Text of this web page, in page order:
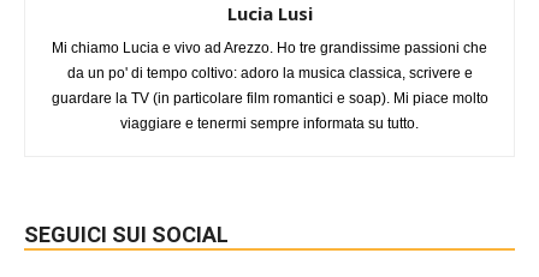
Lucia Lusi
Mi chiamo Lucia e vivo ad Arezzo. Ho tre grandissime passioni che
da un po' di tempo coltivo: adoro la musica classica, scrivere e
guardare la TV (in particolare film romantici e soap). Mi piace molto
viaggiare e tenermi sempre informata su tutto.
SEGUICI SUI SOCIAL